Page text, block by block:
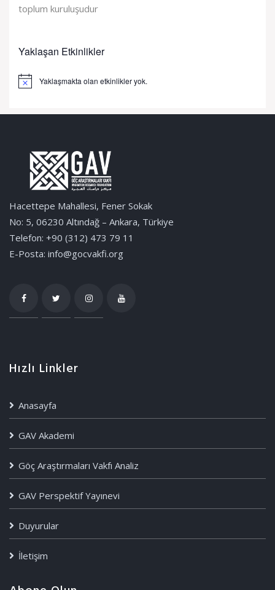
toplum kuruluşudur
Yaklaşan Etkinlikler
Notice Yaklaşmakta olan etkinlikler yok.
Hacettepe Mahallesi, Fener Sokak
No: 5, 06230 Altındağ – Ankara, Türkiye
Telefon: +90 (312) 473 79 11
E-Posta: info@gocvakfi.org
Hızlı Linkler
Anasayfa
GAV Akademi
Göç Araştırmaları Vakfı Analiz
GAV Perspektif Yayınevi
Duyurular
İletişim